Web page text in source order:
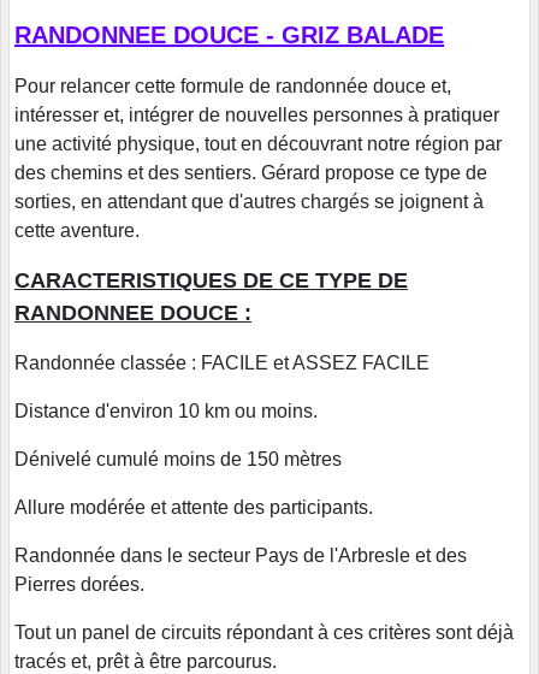
RANDONNEE DOUCE - GRIZ BALADE
Pour relancer cette formule de randonnée douce et,
intéresser et, intégrer de nouvelles personnes à pratiquer
une activité physique, tout en découvrant notre région par
des chemins et des sentiers. Gérard propose ce type de
sorties, en attendant que d'autres chargés se joignent à
cette aventure.
CARACTERISTIQUES DE CE TYPE DE
RANDONNEE DOUCE :
Randonnée classée : FACILE et ASSEZ FACILE
Distance d'environ 10 km ou moins.
Dénivelé cumulé moins de 150 mètres
Allure modérée et attente des participants.
Randonnée dans le secteur Pays de l'Arbresle et des
Pierres dorées.
Tout un panel de circuits répondant à ces critères sont déjà
tracés et, prêt à être parcourus.